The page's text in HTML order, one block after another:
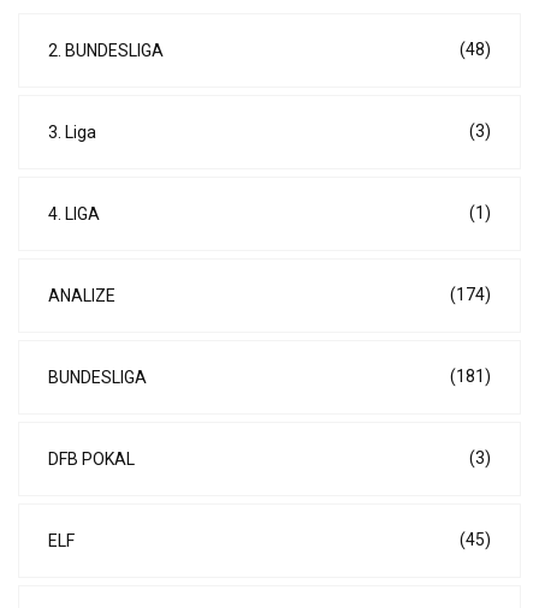
2. BUNDESLIGA (48)
3. Liga (3)
4. LIGA (1)
ANALIZE (174)
BUNDESLIGA (181)
DFB POKAL (3)
ELF (45)